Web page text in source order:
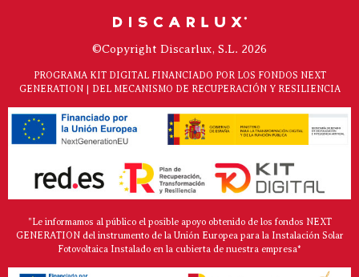
©Copyright Discarlux, S.L. 2026
PROGRAMA KIT DIGITAL FINANCIADO POR LOS FONDOS NEXT
GENERATION | DEL MECANISMO DE RECUPERACIÓN Y RESILIENCIA
"Le informamos al público el posible apoyo obtenido de los fondos NEXT
GENERATION del instrumento de la Unión Europea para la Instalación Solar
Fotovoltaica Instalado en la cubierta de nuestra empresa*